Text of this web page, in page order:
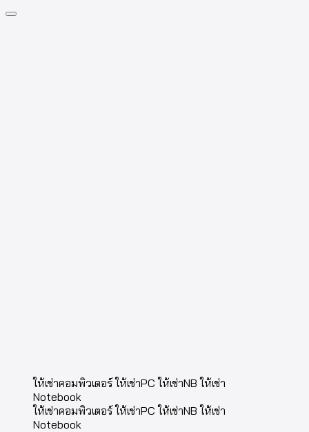
ให้เช่าคอมพิวเตอร์ ให้เช่าPC ให้เช่าNB ให้เช่า
Notebook
ให้เช่าคอมพิวเตอร์ ให้เช่าPC ให้เช่าNB ให้เช่า
Notebook